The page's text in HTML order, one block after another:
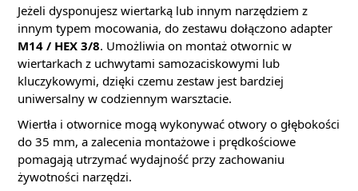
Jeżeli dysponujesz wiertarką lub innym narzędziem z
innym typem mocowania, do zestawu dołączono adapter
M14 / HEX 3/8. Umożliwia on montaż otwornic w
wiertarkach z uchwytami samozaciskowymi lub
kluczykowymi, dzięki czemu zestaw jest bardziej
uniwersalny w codziennym warsztacie.
Wiertła i otwornice mogą wykonywać otwory o głębokości
do 35 mm, a zalecenia montażowe i prędkościowe
pomagają utrzymać wydajność przy zachowaniu
żywotności narzędzi.